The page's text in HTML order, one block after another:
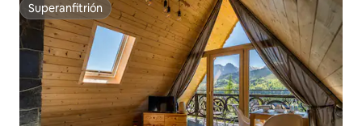
Superanfitrión
Superanfitrión